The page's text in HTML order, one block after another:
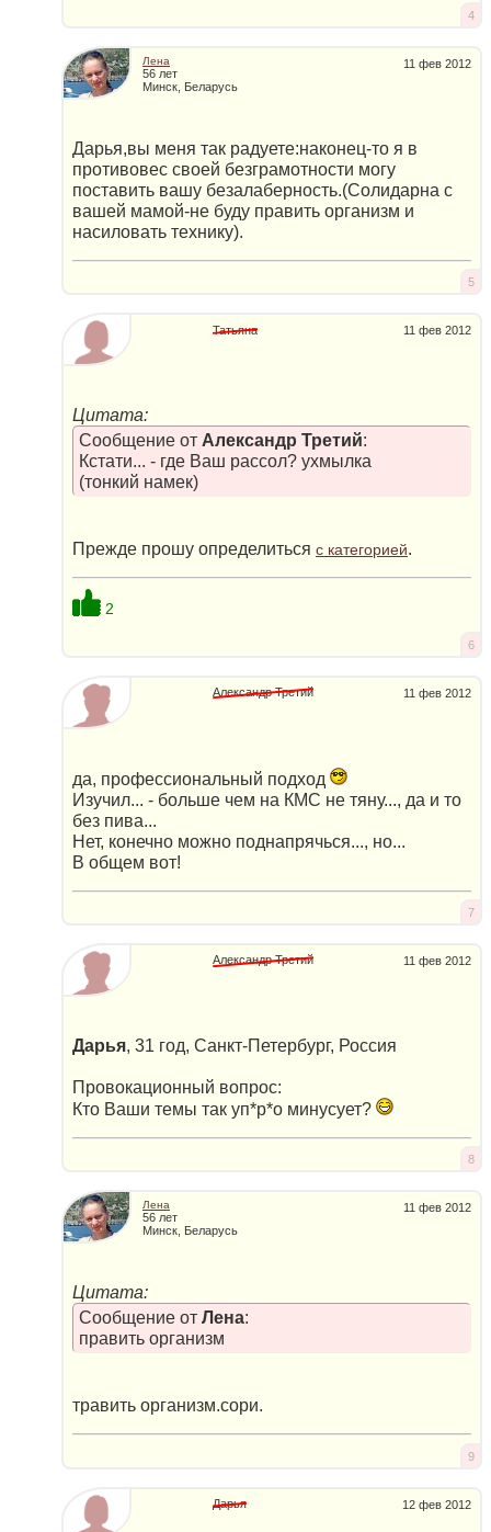
4
11 фев 2012
Лена
56 лет
Минск, Беларусь
Дарья,вы меня так радуете:наконец-то я в
противовес своей безграмотности могу
поставить вашу безалаберность.(Солидарна с
вашей мамой-не буду править организм и
насиловать технику).
5
11 фев 2012
Татьяна
Цитата:
Сообщение от Александр Третий:
Кстати... - где Ваш рассол? ухмылка
(тонкий намек)
Прежде прошу определиться с категорией.
2
6
11 фев 2012
Александр Третий
да, профессиональный подход
Изучил... - больше чем на КМС не тяну..., да и то
без пива...
Нет, конечно можно поднапрячься..., но...
В общем вот!
7
11 фев 2012
Александр Третий
Дарья, 31 год, Санкт-Петербург, Россия
Провокационный вопрос:
Кто Ваши темы так уп*р*о минусует?
8
11 фев 2012
Лена
56 лет
Минск, Беларусь
Цитата:
Сообщение от Лена:
править организм
травить организм.сори.
9
12 фев 2012
Дарья